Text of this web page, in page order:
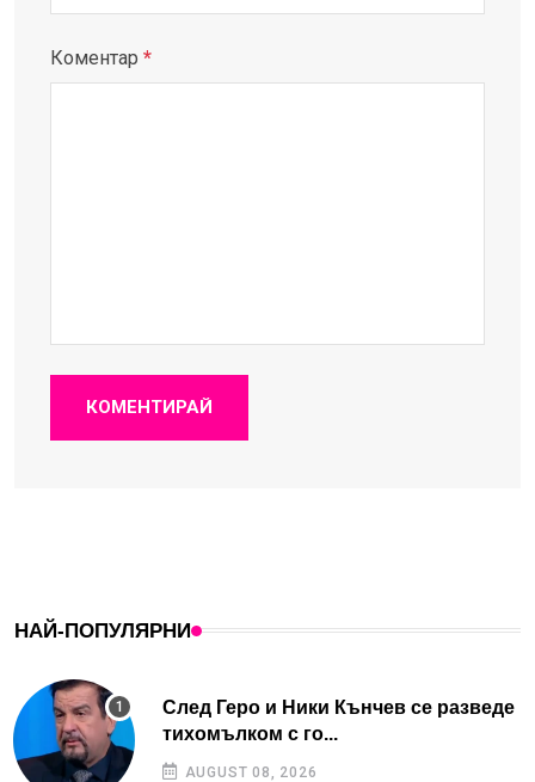
Коментар *
КОМЕНТИРАЙ
НАЙ-ПОПУЛЯРНИ
След Геро и Ники Кънчев се разведе
тихомълком с го...
AUGUST 08, 2026